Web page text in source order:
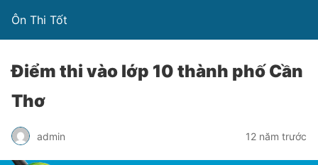
Ôn Thi Tốt
Điểm thi vào lớp 10 thành phố Cần
Thơ
admin 12 năm trước